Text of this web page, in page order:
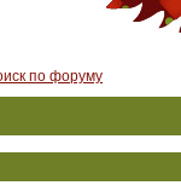
по форуму